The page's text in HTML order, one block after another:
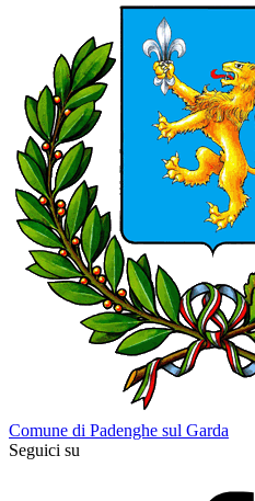
Comune di Padenghe sul Garda
Seguici su